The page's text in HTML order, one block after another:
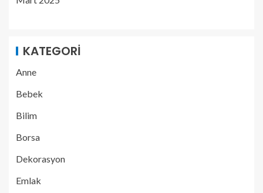
KATEGORI
Anne
Bebek
Bilim
Borsa
Dekorasyon
Emlak